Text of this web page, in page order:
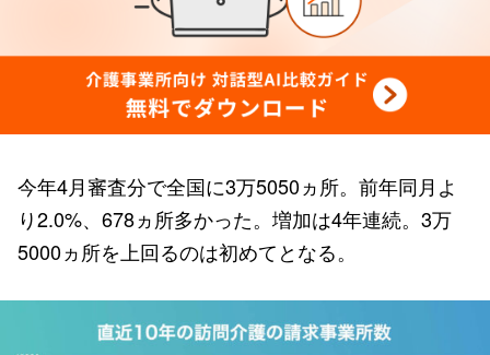
今年4月審査分で全国に3万5050ヵ所。前年同月よ
り2.0%、678ヵ所多かった。増加は4年連続。3万
5000ヵ所を上回るのは初めてとなる。